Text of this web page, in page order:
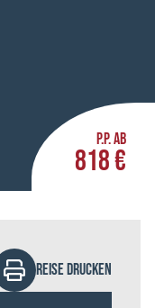
P.P. AB
818 €
REISE DRUCKEN